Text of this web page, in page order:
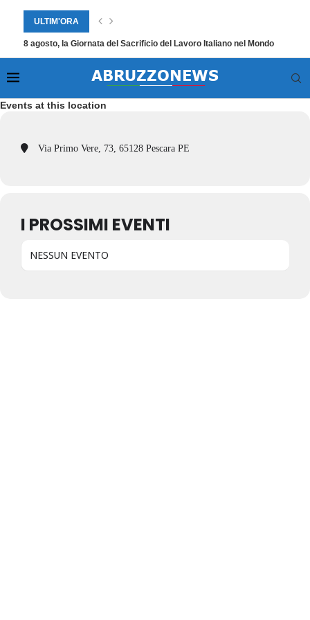
ULTIM'ORA
8 agosto, la Giornata del Sacrificio del Lavoro Italiano nel Mondo
Events at this location
Via Primo Vere, 73, 65128 Pescara PE
I PROSSIMI EVENTI
NESSUN EVENTO